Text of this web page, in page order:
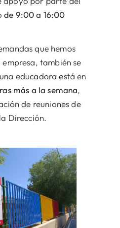
de 9:00 a 16:00
que hemos
también se
educadora está en
más a la semana,
de reuniones de
Dirección.